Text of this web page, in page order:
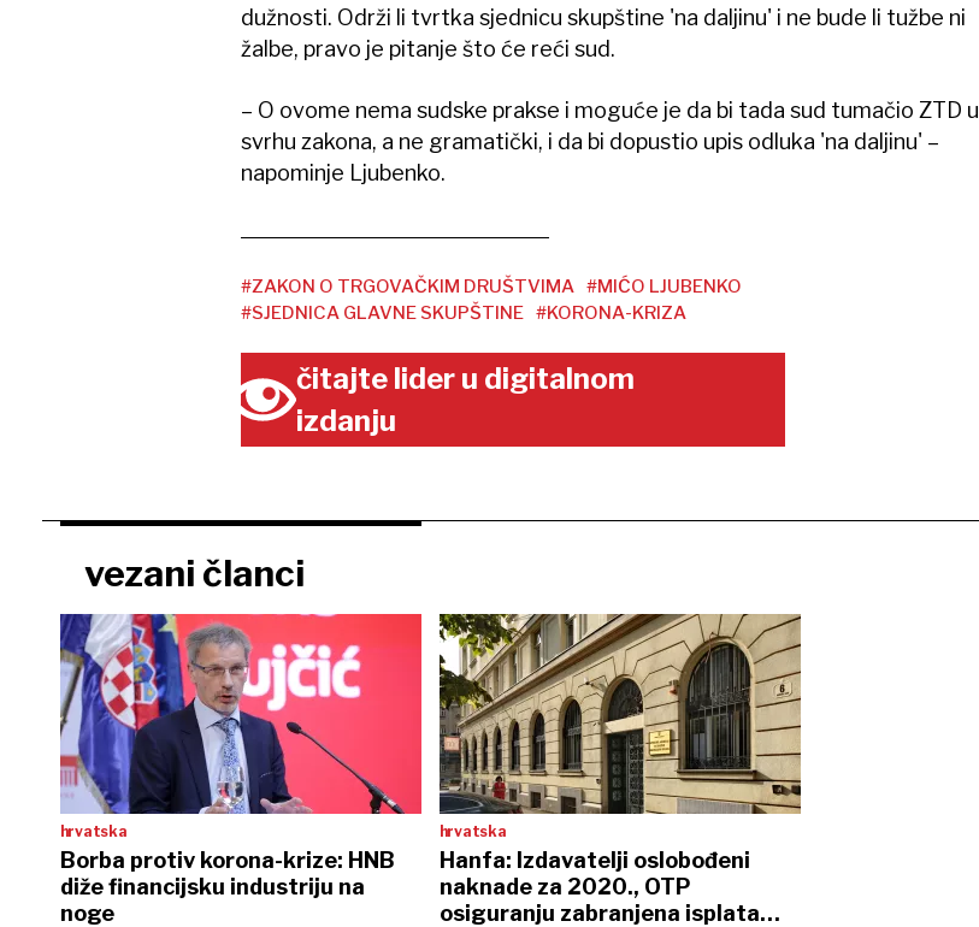
dužnosti. Održi li tvrtka sjednicu skupštine 'na daljinu' i ne bude li tužbe ni
žalbe, pravo je pitanje što će reći sud.
– O ovome nema sudske prakse i moguće je da bi tada sud tumačio ZTD u
svrhu zakona, a ne gramatički, i da bi dopustio upis odluka 'na daljinu' –
napominje Ljubenko.
#ZAKON O TRGOVAČKIM DRUŠTVIMA #MIĆO LJUBENKO
#SJEDNICA GLAVNE SKUPŠTINE #KORONA-KRIZA
čitajte lider u digitalnom
izdanju
vezani članci
hrvatska
Borba protiv korona-krize: HNB
diže financijsku industriju na
noge
hrvatska
Hanfa: Izdavatelji oslobođeni
naknade za 2020., OTP
osiguranju zabranjena isplata